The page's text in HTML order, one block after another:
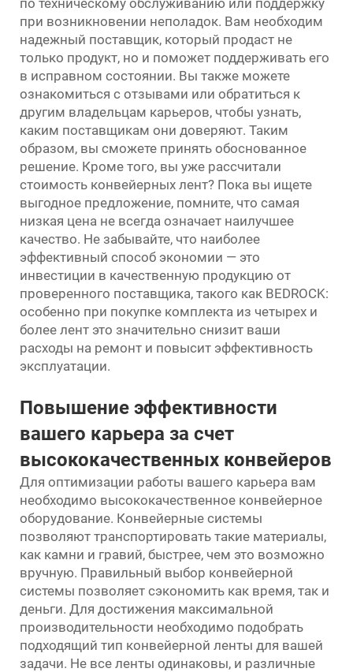
по техническому обслуживанию или поддержку
при возникновении неполадок. Вам необходим
надежный поставщик, который продаст не
только продукт, но и поможет поддерживать его
в исправном состоянии. Вы также можете
ознакомиться с отзывами или обратиться к
другим владельцам карьеров, чтобы узнать,
каким поставщикам они доверяют. Таким
образом, вы сможете принять обоснованное
решение. Кроме того, вы уже рассчитали
стоимость конвейерных лент? Пока вы ищете
выгодное предложение, помните, что самая
низкая цена не всегда означает наилучшее
качество. Не забывайте, что наиболее
эффективный способ экономии — это
инвестиции в качественную продукцию от
проверенного поставщика, такого как BEDROCK:
особенно при покупке комплекта из четырех и
более лент это значительно снизит ваши
расходы на ремонт и повысит эффективность
эксплуатации.
Повышение эффективности
вашего карьера за счет
высококачественных конвейеров
Для оптимизации работы вашего карьера вам
необходимо высококачественное конвейерное
оборудование. Конвейерные системы
позволяют транспортировать такие материалы,
как камни и гравий, быстрее, чем это возможно
вручную. Правильный выбор конвейерной
системы позволяет сэкономить как время, так и
деньги. Для достижения максимальной
производительности необходимо подобрать
подходящий тип конвейерной ленты для вашей
задачи. Не все ленты одинаковы, и различные